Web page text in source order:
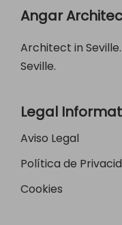
Angar
Architect in
Seville.
Legal
Aviso Legal
Política de
Cookies